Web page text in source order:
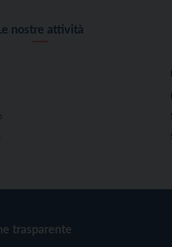
nostre attività
trasparente